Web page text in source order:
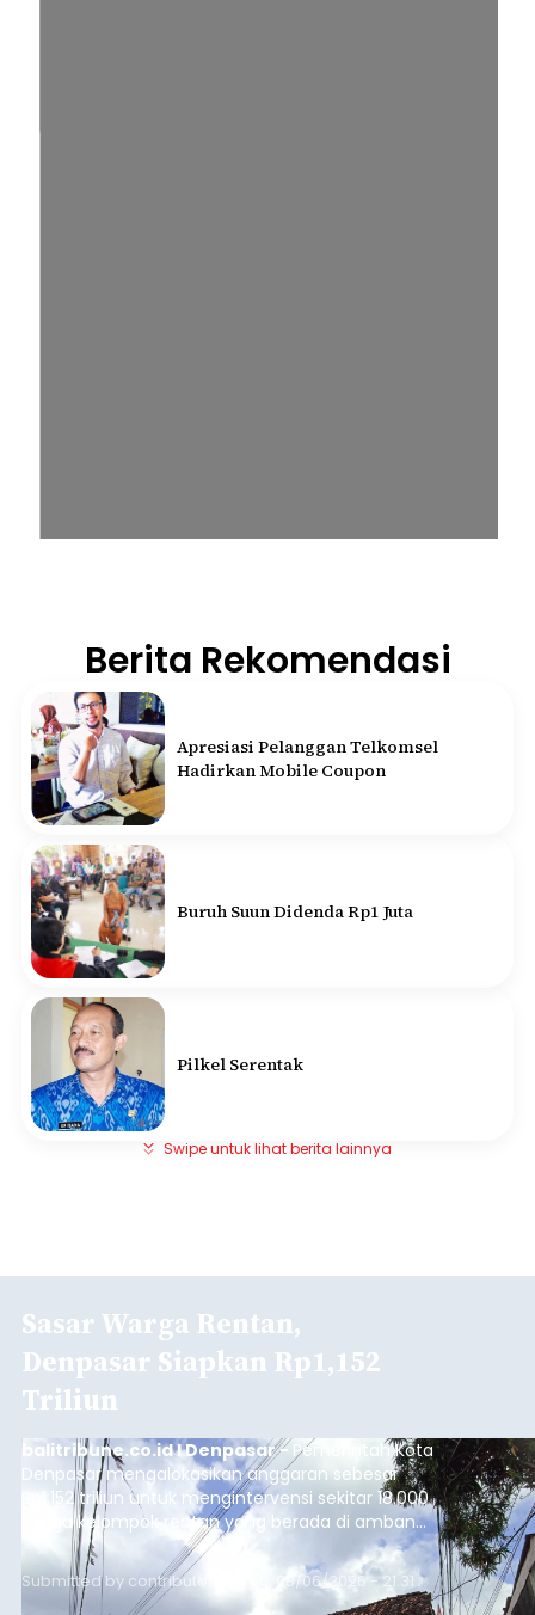
Berita Rekomendasi
Apresiasi Pelanggan Telkomsel
Hadirkan Mobile Coupon
Buruh Suun Didenda Rp1 Juta
Pilkel Serentak
Swipe untuk lihat berita lainnya
Sasar Warga Rentan,
Denpasar Siapkan Rp1,152
Triliun
balitribune.co.id I Denpasar - Pemerintah Kota
Denpasar mengalokasikan anggaran sebesar
Rp1,152 triliun untuk mengintervensi sekitar 18.000
warga kelompok rentan yang berada di ambang
garis kemiskinan. Langkah strategis ini diambil
guna menjaga masyarakat yang berada pada
kelompok desil 5 dan 6 tersebut agar tidak
Submitted by contributor Thu, 08/06/2026 - 21:31